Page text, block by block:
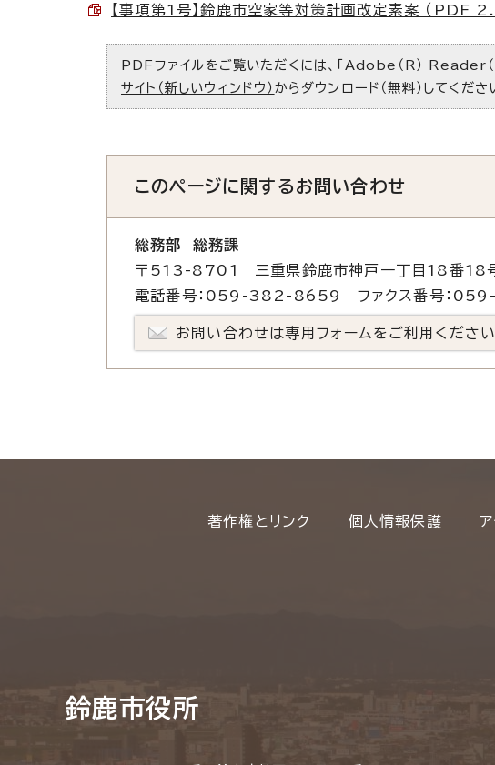
【事項第1号】鈴鹿市空家等対策計画改定素案 （PDF
PDFファイルをご覧いただくには、「Adobe（R） Reader（
サイト（新しいウィンドウ） からダウンロード（無料）してくださ
このページに関するお問い合わせ
総務部 総務課
〒513-8701 三重県鈴鹿市神戸一丁目18番18
電話番号：059-382-8659 ファクス番号：
お問い合わせは専用フォームをご利用ください
著作権とリンク 個人情報保護
鈴鹿市役所